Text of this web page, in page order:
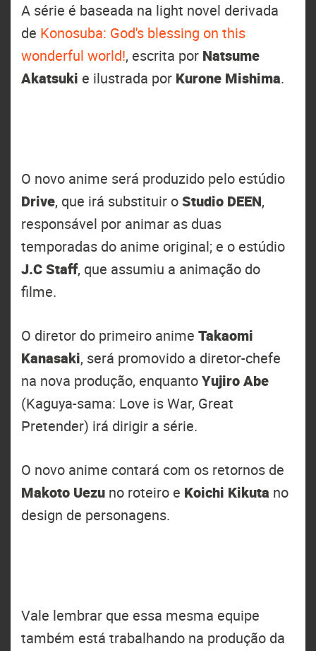
A série é baseada na light novel derivada
de Konosuba: God's blessing on this
wonderful world!, escrita por Natsume
Akatsuki e ilustrada por Kurone Mishima.
O novo anime será produzido pelo estúdio
Drive, que irá substituir oStudio DEEN,
responsável por animar as duas
temporadas do anime original; e o estúdio
J.C Staff, que assumiu a animação do
filme.
O diretor do primeiro anime Takaomi
Kanasaki, será promovido a diretor-chefe
na nova produção, enquantoYujiro Abe
(Kaguya-sama: Love is War, Great
Pretender) irá dirigir a série.
O novo anime contará com os retornos de
Makoto Uezu no roteiro e Koichi Kikuta no
design de personagens.
Vale lembrar que essa mesma equipe
também está trabalhando na produção da